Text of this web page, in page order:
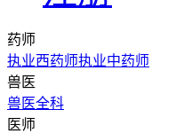
药师
执业西药师执业中药师
兽医
兽医全科
医师